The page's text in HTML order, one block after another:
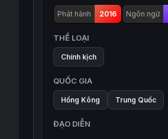
Phát hành 2016 Ngôn ngữ
THỂ LOẠI
Chính kịch
QUỐC GIA
Hồng Kông Trung Quốc
ĐẠO DIỄN